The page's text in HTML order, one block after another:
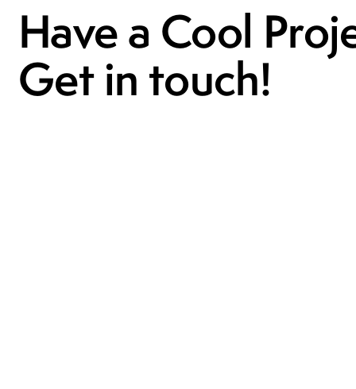
Have a Cool
Get in touch!